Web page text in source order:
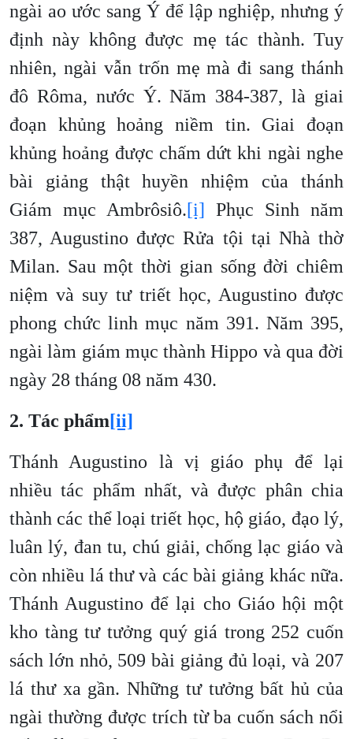
ngài ao ước sang Ý để lập nghiệp, nhưng ý
định này không được mẹ tác thành. Tuy
nhiên, ngài vẫn trốn mẹ mà đi sang thánh
đô Rôma, nước Ý. Năm 384-387, là giai
đoạn khủng hoảng niềm tin. Giai đoạn
khủng hoảng được chấm dứt khi ngài nghe
bài giảng thật huyền nhiệm của thánh
Giám mục Ambrôsiô.[i] Phục Sinh năm
387, Augustino được Rửa tội tại Nhà thờ
Milan. Sau một thời gian sống đời chiêm
niệm và suy tư triết học, Augustino được
phong chức linh mục năm 391. Năm 395,
ngài làm giám mục thành Hippo và qua đời
ngày 28 tháng 08 năm 430.
2. Tác phẩm[ii]
Thánh Augustino là vị giáo phụ để lại
nhiều tác phẩm nhất, và được phân chia
thành các thể loại triết học, hộ giáo, đạo lý,
luân lý, đan tu, chú giải, chống lạc giáo và
còn nhiều lá thư và các bài giảng khác nữa.
Thánh Augustino để lại cho Giáo hội một
kho tàng tư tưởng quý giá trong 252 cuốn
sách lớn nhỏ, 509 bài giảng đủ loại, và 207
lá thư xa gần. Những tư tưởng bất hủ của
ngài thường được trích từ ba cuốn sách nổi